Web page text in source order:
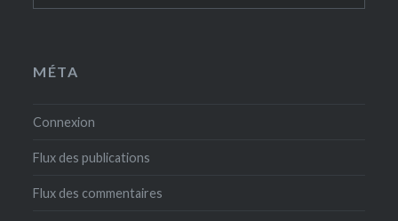
MÉTA
Connexion
Flux des publications
Flux des commentaires